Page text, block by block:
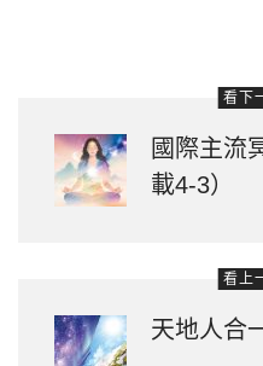
看下
國際主流
載4-3）
看上
天地人合